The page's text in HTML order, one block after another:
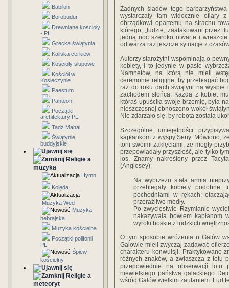
Babilon
Borobudur
Drewniane kościoły
- PL
Grecka świątynia
Kaliska cerkiew
Kościoły słupowe
Kościół w
Kosieczynie
Paestum
Panteon
Początki
architektury PL
Tadż Mahal
Świątynie
buddyjskie
Religie a
muzyka
Hymn
Kolęda
Muzyka Wed
Muzyka
hebrajska
Muzyka kościelna
Początki polifonii
PL
Śpiew
kościelny
Religie a
meteoryt
Żadnych śladów tego
wystarczały tam widocznie ofiary
obrządkowi opartemu na strachu
którego, „ludzie, zaatakowani przez
jedną noc szeroko otwarte i
odtwarza raz jeszcze sytuacje z
Autorzy starożytni wspominają o
kobiety, i to jedynie w pasie
Namnetów, na którą nie mieli
ceremonie religijne, by przebłagać
raz do roku dach świątyni na wyspie
zachodem słońca. Każda z kobiet
któraś upuściła swoje brzemię, była
nieszczęsnej obnoszono wokół
Nie zdarzało się, by robota została
Szczególne umiejętności
kapłankom z wyspy Seny. Mówiono,
toni swoimi zaklęciami, że mogły
przepowiadały przyszłość, ale tylko
los. Znamy nakreślony przez
(Anglesey):
Na wybrzeżu stała armia
przebiegały kobiety podobne
pochodniami w rękach;
przeraźliwe modły.
Po zwycięstwie Rzymianie
nakazywała bowiem
wyroki boskie z ludzkich
O tym sposobie wróżenia u Galów
Galowie mieli zwyczaj zadawać
charakteru konwulsji. Praktykowano
różnych znaków, a zwłaszcza z lotu
przepowiednie na obserwacji lotu
niewielkiego państwa galackiego
wśród Galów wielkim zaufaniem. Lud